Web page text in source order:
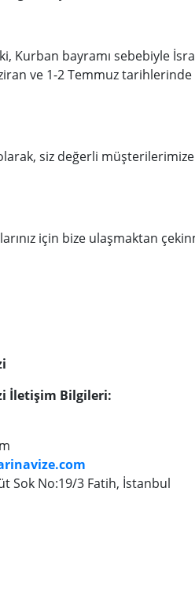
Kurban bayramı sebebiyle
ve 1-2 Temmuz tarihlerinde
siz değerli
için bize ulaşmaktan
İletişim Bilgileri:
Sok No:19/3 Fatih, İstanbul